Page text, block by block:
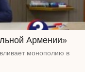
Армении»
монополию в